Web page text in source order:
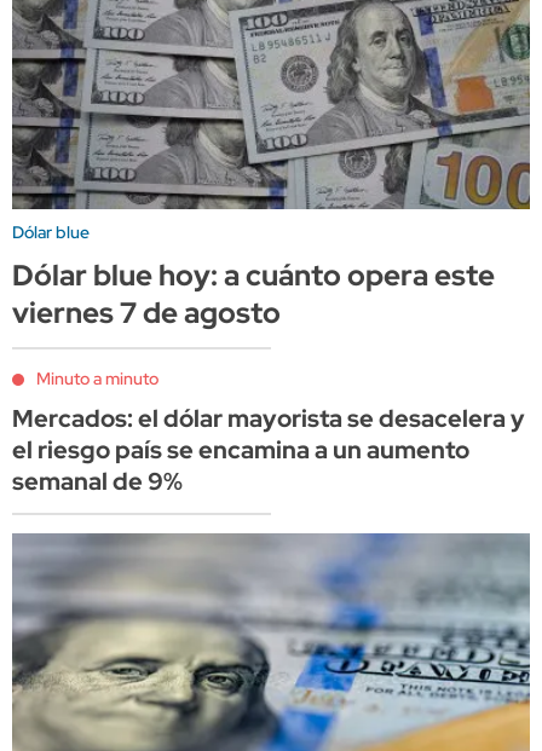
Dólar blue
Dólar blue hoy: a cuánto opera este
viernes 7 de agosto
Minuto a minuto
Mercados: el dólar mayorista se desacelera y
el riesgo país se encamina a un aumento
semanal de 9%